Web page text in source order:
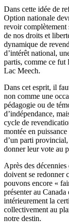
Dans cette idée de
Option nationale
revoir
de nos droits et
dynamique de
d’intérêt national,
partis, comme ce fut
Lac Meech.
Dans cet esprit, il
non comme une
pédagogie ou de
d’indépendance,
cycle de
montée en
d’un parti
donner leur vote au
Après des
doivent se redonner
pouvons encore «
présenter au
intérieurement la
collectivement au
notre destin.